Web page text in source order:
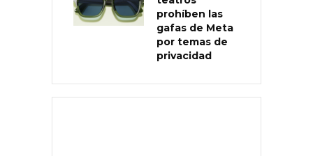
prohíben las
gafas de Meta
por temas de
privacidad